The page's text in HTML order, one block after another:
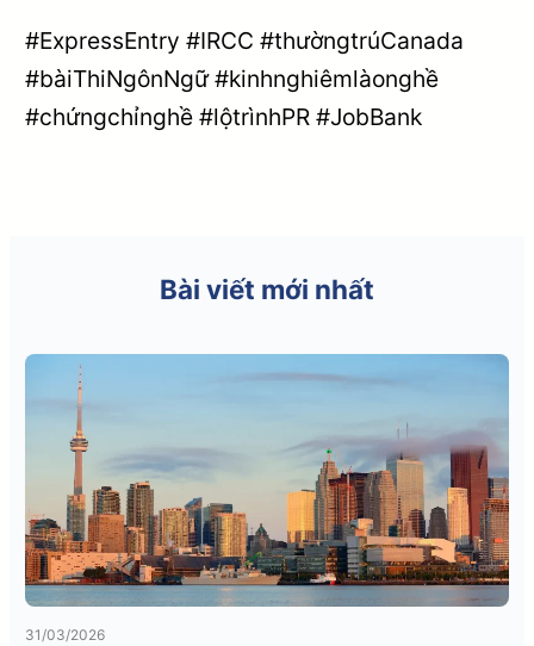
#ExpressEntry #IRCC #thườngtrúCanada
#bàiThiNgônNgữ #kinhnghiêmlàonghề
#chứngchỉnghề #lộtrìnhPR #JobBank
Bài viết mới nhất
31/03/2026